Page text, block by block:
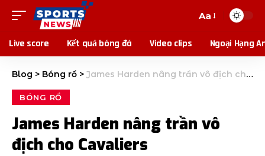
Aa
Live score Kết quả bóng đá Video clips Ngoại Hạng
Blog > Bóng rổ > James Harden nâng trần vô địch cho Cavaliers
BÓNG RỔ
James Harden nâng trần vô
địch cho Cavaliers